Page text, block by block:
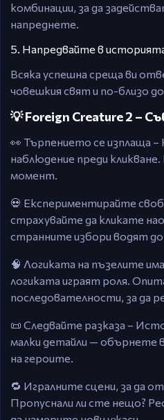
комбинации, за да
напреднете.
5. Напредвайте в
Всяка успешна среща ви
човешкия свят и по-близо
💡 Foreign Creature 2 –
👀 Търпението се изплаща –
наблюдение преди
момент.
💀 Експериментирайте
страхувайте да кликате
странните избори водят до
🧠 Логиката на пъзелите
логиката играят роля.
последователности, за да
📜 Следвайте разказа –
малки детайли — обърнете
на героите.
🔁 Игралните сцени, за да
Пропуснали ли сте нещо?